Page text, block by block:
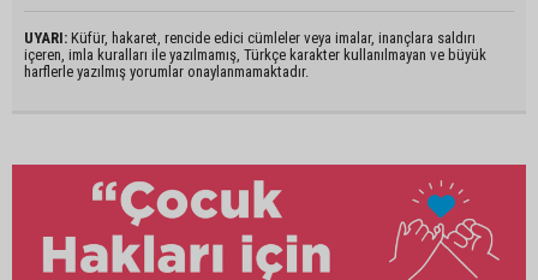
UYARI: Küfür, hakaret, rencide edici cümleler veya imalar, inançlara saldırı
içeren, imla kuralları ile yazılmamış, Türkçe karakter kullanılmayan ve büyük
harflerle yazılmış yorumlar onaylanmamaktadır.